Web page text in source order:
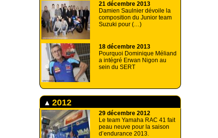
21 décembre 2013
Damien Saulnier dévoile la
composition du Junior team
Suzuki pour (…)
18 décembre 2013
Pourquoi Dominique Méliand
a intégré Erwan Nigon au
sein du SERT
2012
29 décembre 2012
Le team Yamaha RAC 41 fait
peau neuve pour la saison
d’endurance 2013.